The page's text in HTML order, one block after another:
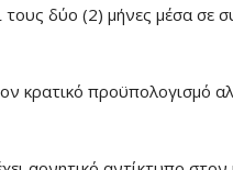
δύο (2) μήνες μέσα σε
κρατικό προϋπολογισμό